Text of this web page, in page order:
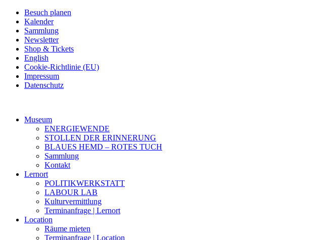
Besuch planen
Kalender
Sammlung
Newsletter
Shop & Tickets
English
Cookie-Richtlinie (EU)
Impressum
Datenschutz
Museum
ENERGIEWENDE
STOLLEN DER ERINNERUNG
BLAUES HEMD – ROTES TUCH
Sammlung
Kontakt
Lernort
POLITIKWERKSTATT
LABOUR LAB
Kulturvermittlung
Terminanfrage | Lernort
Location
Räume mieten
Terminanfrage | Location